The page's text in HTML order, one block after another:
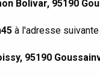
Bolivar, 95190
à l'adresse suivante
95190